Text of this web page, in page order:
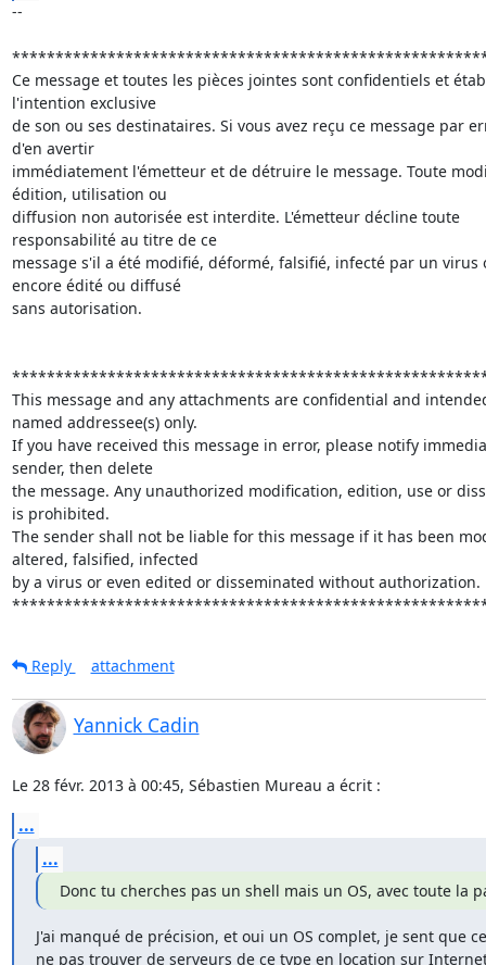
--
Ce message et toutes les pièces jointes sont confidentiels et
l'intention exclusive
de son ou ses destinataires. Si vous avez reçu ce message par
d'en avertir
immédiatement l'émetteur et de détruire le message. Toute
édition, utilisation ou
diffusion non autorisée est interdite. L'émetteur décline toute
responsabilité au titre de ce
message s'il a été modifié, déformé, falsifié, infecté par un virus
encore édité ou diffusé
sans autorisation.
This message and any attachments are confidential and
named addressee(s) only.
If you have received this message in error, please notify
sender, then delete
the message. Any unauthorized modification, edition, use or
is prohibited.
The sender shall not be liable for this message if it has been
altered, falsified, infected
by a virus or even edited or disseminated without authorization.
Reply attachment
Yannick Cadin
Le 28 févr. 2013 à 00:45, Sébastien Mureau a écrit :
...
...
Donc tu cherches pas un shell mais un OS, avec toute la
J'ai manqué de précision, et oui un OS complet, je sent que
ne pas trouver de serveurs de ce type en location sur